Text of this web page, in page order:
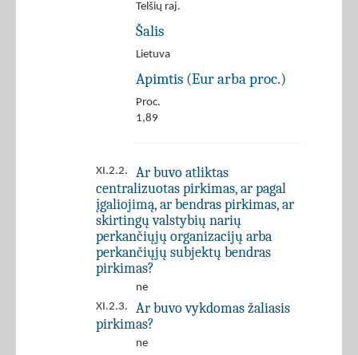
Telšių raj.
Šalis
Lietuva
Apimtis (Eur arba proc.)
Proc.
1,89
XI.2.2.
Ar buvo atliktas
centralizuotas pirkimas, ar pagal
įgaliojimą, ar bendras pirkimas, ar
skirtingų valstybių narių
perkančiųjų organizacijų arba
perkančiųjų subjektų bendras
pirkimas?
ne
XI.2.3.
Ar buvo vykdomas žaliasis
pirkimas?
ne